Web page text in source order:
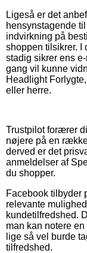
Ligeså er det
hensynstagende
indvirkning på
shoppen tilsikrer. I
stadig sikrer ens
gang vil kunne
Headlight
eller herre.
Trustpilot forærer
nøjere på en
derved er det
anmeldelser af
du shopper.
Facebook tilbyder
relevante
kundetilfredshed.
man kan notere
lige så vel burde
tilfredshed.